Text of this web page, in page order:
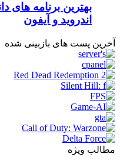
اندروید و آیفون
آخرین پست های بازبینی شده
مطالب ویژه